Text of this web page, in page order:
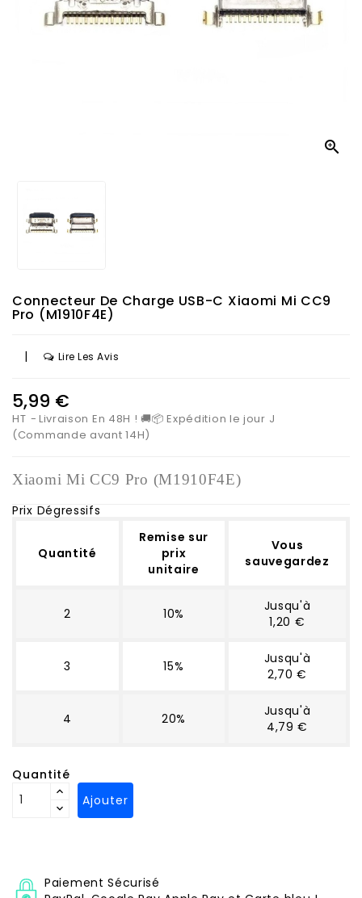

Connecteur De Charge USB-C Xiaomi Mi CC9
Pro (M1910F4E)
| Lire Les Avis
5,99 €
HT
Livraison En 48H ! 🚚📦 Expédition le jour J
(Commande avant 14H)
Xiaomi Mi CC9 Pro (M1910F4E)
Prix Dégressifs
Quantité
Remise sur
prix
unitaire
Vous
sauvegardez
2 10%
Jusqu'à
1,20 €
3 15%
Jusqu'à
2,70 €
4 20%
Jusqu'à
4,79 €
Quantité
Ajouter
Paiement Sécurisé